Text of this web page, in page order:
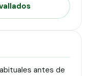
antes de